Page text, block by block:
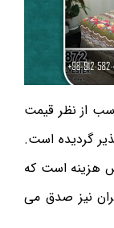
از نظر قیمت
گردیده است.
هزینه است که
نیز صدق می